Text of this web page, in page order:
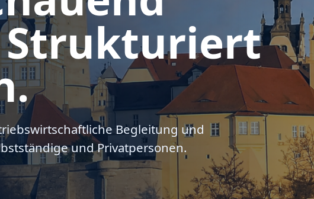
Strukturiert
Begleitung und
und Privatpersonen.